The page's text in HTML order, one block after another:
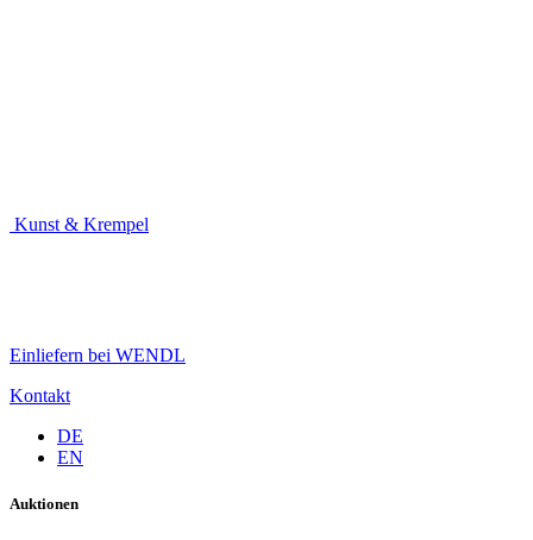
Kunst & Krempel
Einliefern bei WENDL
Kontakt
DE
EN
Auktionen